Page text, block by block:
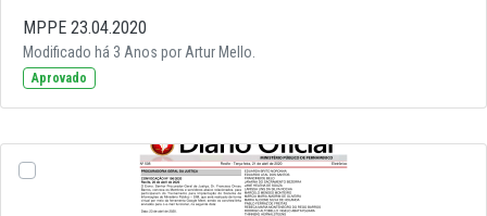
MPPE 23.04.2020
Modificado há 3 Anos por Artur Mello.
Aprovado